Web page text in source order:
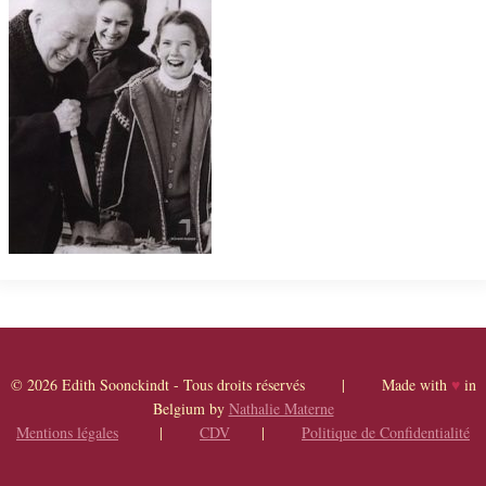
© 2026 Edith Soonckindt - Tous droits réservés | Made with ♥in
Belgium by Nathalie Materne
Mentions légales | CDV | Politique de Confidentialité